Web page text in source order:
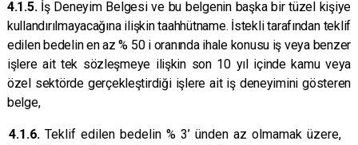
4.1.5.İş Deneyim Belgesi ve bu belgenin başka bir tüzel kişiye
kullandırılmayacağına ilişkin taahhütname. İstekli tarafından teklif
edilen bedelin en az % 50 i oranında ihale konusu iş veya benzer
işlere ait tek sözleşmeye ilişkin son 10 yıl içinde kamu veya
özel sektörde gerçekleştirdiği işlere ait iş deneyimini gösteren
belge,
4.1.6. Teklif edilen bedelin % 3’ ünden az olmamak üzere,